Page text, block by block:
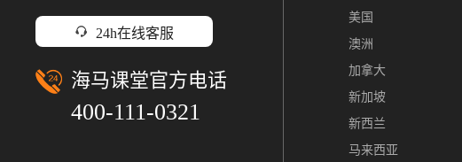
24h在线客服
海马课堂官方电话
400-111-0321
美国
澳洲
加拿大
新加坡
新西兰
马来西亚